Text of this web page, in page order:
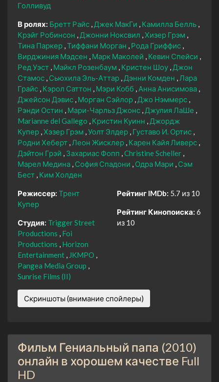
Голливуд
В ролях: Бретт Райс Джек МакГи
Камилла Белль
Крэйг Робинсон
Джонни Ноксвил Хизер Грэм
Тина Паркер Тиффани Морган
Рода Гриффис
Вирджиния Мэдсен
Марк Маколей
Кевин Спейси
Ред Уэст Майкл Розенбаум Кристен Шоу Джон
Стамос Сьюхила Эль-Аттар Дэнни Комден
Лара
Грайс Кэрол Саттон Мэри Кобб
Анна Анисимова
Джейсон Дэвис Морган Сэйлор Джо Нэммерс
Рэнди Остин
Мари-Чарльз Джонс Джулия ЛаШе
Marianne del Gallego
Кристин Куинн
Джордж
Купер Хэзер Грэм Уолт Элдер Густаво И. Ортис
Родни Хеберт Леон Жисклер Карен Кайя Ливерс
Дэйтон Грэй
Захариас Фопп Christine Scheller
Марел Медина София Спадони Одра Мари
Сэм
Бест Ким Холден
Режиссер: Трент
Купер
Студия: Trigger Street
Productions
Foi
Productions
Horizon
Entertainment
JKMPO
Pangea Media Group
Sunrise Films (II)
Рейтинг IMDb: 5.7 из 10
Рейтинг Кинопоиска: 6
из 10
Скриншоты (внимание спойлеры)
Фильм Гениальный папа (2010)
онлайн в хорошем качестве Full
HD